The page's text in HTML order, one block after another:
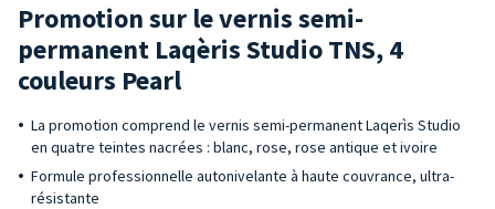
Promotion sur le vernis semi-
permanent Laqèris Studio TNS, 4
couleurs Pearl
La promotion comprend le vernis semi-permanent Laqerìs Studio
en quatre teintes nacrées : blanc, rose, rose antique et ivoire
Formule professionnelle autonivelante à haute couvrance, ultra-
résistante